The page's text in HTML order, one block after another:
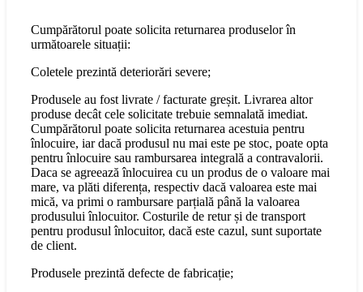
Cumpărătorul poate solicita returnarea produselor în
următoarele situații:
Coletele prezintă deteriorări severe;
Produsele au fost livrate / facturate greșit. Livrarea altor
produse decât cele solicitate trebuie semnalată imediat.
Cumpărătorul poate solicita returnarea acestuia pentru
înlocuire, iar dacă produsul nu mai este pe stoc, poate opta
pentru înlocuire sau rambursarea integrală a contravalorii.
Daca se agreează înlocuirea cu un produs de o valoare mai
mare, va plăti diferența, respectiv dacă valoarea este mai
mică, va primi o rambursare parțială până la valoarea
produsului înlocuitor. Costurile de retur și de transport
pentru produsul înlocuitor, dacă este cazul, sunt suportate
de client.
Produsele prezintă defecte de fabricație;